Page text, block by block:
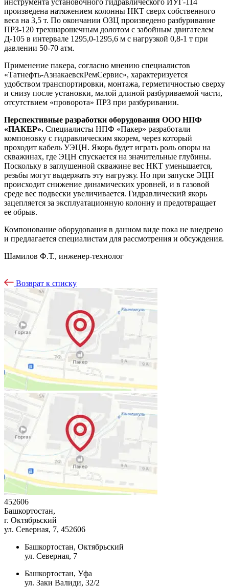
произведена натяжением колонны НКТ сверх собственного
веса на 3,5 т. По окончании ОЗЦ произведено разбуривание
ПРЗ-120 трехшарошечным долотом с забойным двигателем
Д-105 в интервале 1295,0-1295,6 м с нагрузкой 0,8-1 т при
давлении 50-70 атм.
Применение пакера, согласно мнению специалистов
«Татнефть-АзнакаевскРемСервис», характеризуется
удобством транспортировки, монтажа, герметичностью сверху
и снизу после установки, малой длиной разбуриваемой части,
отсутствием «проворота» ПРЗ при разбуривании.
Перспективные разработки оборудования ООО НПФ
«ПАКЕР». Специалисты НПФ «Пакер» разработали
компоновку с гидравлическим якорем, через который
проходит кабель УЭЦН. Якорь будет играть роль опоры на
скважинах, где ЭЦН спускается на значительные глубины.
Поскольку в заглушенной скважине вес НКТ уменьшается,
резьбы могут выдержать эту нагрузку. Но при запуске ЭЦН
происходит снижение динамических уровней, и в газовой
среде вес подвески увеличивается. Гидравлический якорь
зацепляется за эксплуатационную колонну и предотвращает
ее обрыв.
Компонование оборудования в данном виде пока не внедрено
и предлагается специалистам для рассмотрения и обсуждения.
Шамилов Ф.Т., инженер-технолог
Возврат к списку
452606
Башкортостан,
г. Октябрьский
ул. Северная, 7, 452606
Башкортостан, Октябрьский
ул. Северная, 7
Башкортостан, Уфа
ул. Заки Валиди, 32/2